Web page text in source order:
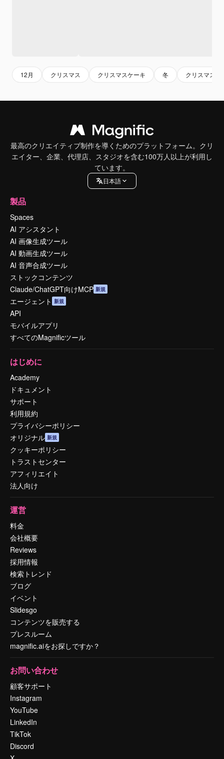
12月 クリスマス クリスマスケーキ 冬 クリスマスの
最高のクリエイティブ制作を導くためのプラットフォーム。クリ
エイター、企業、代理店、スタジオを含む100万人以上が利用し
ています。
日本語
製品
Spaces
AI アシスタント
AI 画像生成ツール
AI 動画生成ツール
AI 音声合成ツール
ストックコンテンツ
Claude/ChatGPT向けMCP 新規
エージェント 新規
API
モバイルアプリ
すべてのMagnificツール
はじめに
Academy
ドキュメント
サポート
利用規約
プライバシーポリシー
オリジナル 新規
クッキーポリシー
トラストセンター
アフィリエイト
法人向け
運営
料金
会社概要
Reviews
採用情報
検索トレンド
ブログ
イベント
Slidesgo
コンテンツを販売する
プレスルーム
magnific.aiをお探しですか？
お問い合わせ
顧客サポート
Instagram
YouTube
LinkedIn
TikTok
Discord